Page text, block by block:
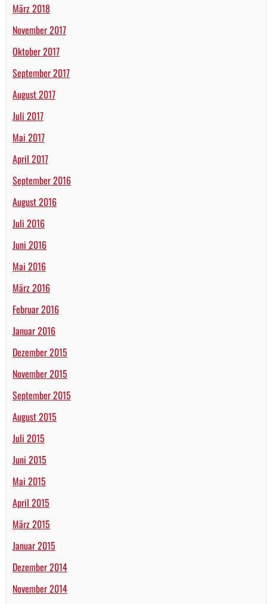
März 2018
November 2017
Oktober 2017
September 2017
August 2017
Juli 2017
Mai 2017
April 2017
September 2016
August 2016
Juli 2016
Juni 2016
Mai 2016
März 2016
Februar 2016
Januar 2016
Dezember 2015
November 2015
September 2015
August 2015
Juli 2015
Juni 2015
Mai 2015
April 2015
März 2015
Januar 2015
Dezember 2014
November 2014